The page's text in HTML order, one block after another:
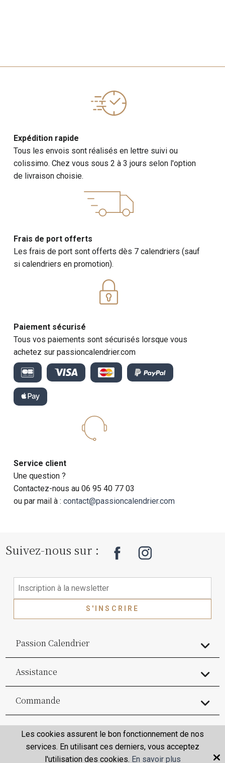
Expédition rapide
Tous les envois sont réalisés en lettre suivi ou
colissimo. Chez vous sous 2 à 3 jours selon l'option
de livraison choisie.
Frais de port offerts
Les frais de port sont offerts dès 7 calendriers (sauf
si calendriers en promotion).
Paiement sécurisé
Tous vos paiements sont sécurisés lorsque vous
achetez sur passioncalendrier.com
Service client
Une question ?
Contactez-nous au 06 95 40 77 03
ou par mail à :contact@passioncalendrier.com
Suivez-nous sur :
S'INSCRIRE
Passion Calendrier
Assistance
Commande
Commande
Les cookies assurent le bon fonctionnement de nos
services. En utilisant ces derniers, vous acceptez
l'utilisation des cookies. En savoir plus